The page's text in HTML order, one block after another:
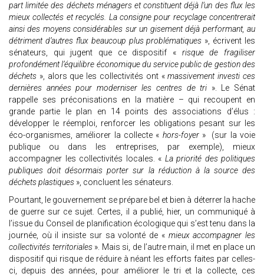
part limitée des déchets ménagers et constituent déjà l’un des flux les
mieux collectés et recyclés. La consigne pour recyclage concentrerait
ainsi des moyens considérables sur un gisement déjà performant, au
détriment d’autres flux beaucoup plus problématiques », écrivent les
sénateurs, qui jugent que ce dispositif « risque de fragiliser
profondément l’équilibre économique du service public de gestion des
déchets », alors que les collectivités ont «massivement investi ces
dernières années pour moderniser les centres de tri ». Le Sénat
rappelle ses préconisations en la matière – qui recoupent en
grande partie le plan en 14 points des associations d’élus :
développer le réemploi, renforcer les obligations pesant sur les
éco-organismes, améliorer la collecte « hors-foyer » (sur la voie
publique ou dans les entreprises, par exemple), mieux
accompagner les collectivités locales. « La priorité des politiques
publiques doit désormais porter sur la réduction à la source des
déchets plastiques », concluent les sénateurs.
Pourtant, le gouvernement se prépare bel et bien à déterrer la hache
de guerre sur ce sujet. Certes, il a publié, hier, un communiqué à
l’issue du Conseil de planification écologique qui s’est tenu dans la
journée, où il insiste sur sa volonté de « mieux accompagner les
collectivités territoriales». Mais si, de l’autre main, il met en place un
dispositif qui risque de réduire à néant les efforts faites par celles-
ci, depuis des années, pour améliorer le tri et la collecte, ces